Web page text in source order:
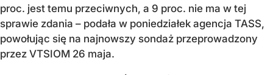
proc. jest temu przeciwnych, a 9 proc. nie ma w tej
sprawie zdania – podała w poniedziałek agencja TASS,
powołując się na najnowszy sondaż przeprowadzony
przez VTSIOM 26 maja.